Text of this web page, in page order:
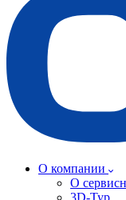
О компании
О
3D-Тур